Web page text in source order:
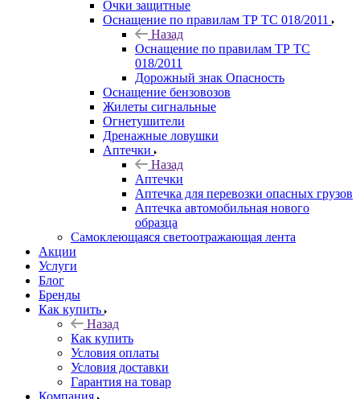
Очки защитные
Оснащение по правилам ТР ТС 018/2011
Назад
Оснащение по правилам ТР ТС
018/2011
Дорожный знак Опасность
Оснащение бензовозов
Жилеты сигнальные
Огнетушители
Дренажные ловушки
Аптечки
Назад
Аптечки
Аптечка для перевозки опасных грузов
Аптечка автомобильная нового
образца
Самоклеющаяся светоотражающая лента
Акции
Услуги
Блог
Бренды
Как купить
Назад
Как купить
Условия оплаты
Условия доставки
Гарантия на товар
Компания